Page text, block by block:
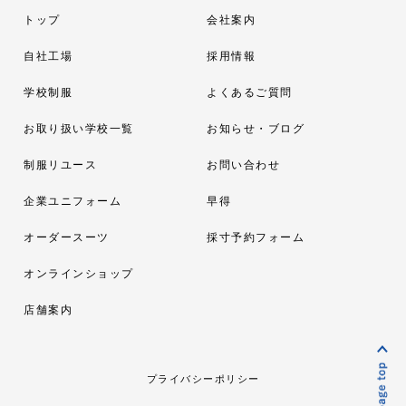
トップ
自社工場
学校制服
お取り扱い学校一覧
制服リユース
企業ユニフォーム
オーダースーツ
オンラインショップ
店舗案内
会社案内
採用情報
よくあるご質問
お知らせ・ブログ
お問い合わせ
早得
採寸予約フォーム
プライバシーポリシー